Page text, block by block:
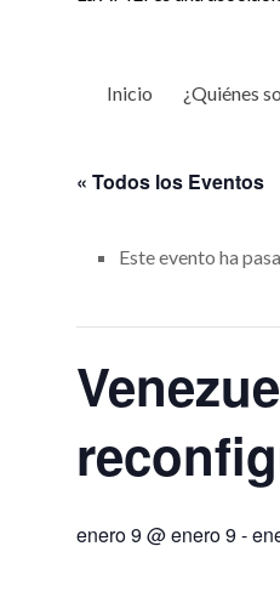
Inicio ¿Quiénes
« Todos los Eventos
Este evento ha
enero 9 @ enero 9 -